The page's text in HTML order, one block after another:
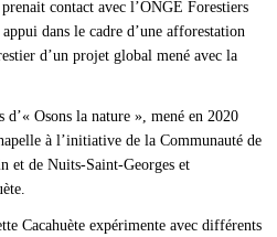
contact avec l’ONGE Forestiers
dans le cadre d’une afforestation
d’un projet global mené avec la
d’« Osons la nature », mené en 2020
à l’initiative de la Communauté de
et de Nuits-Saint-Georges et
Cacahuète expérimente avec différents